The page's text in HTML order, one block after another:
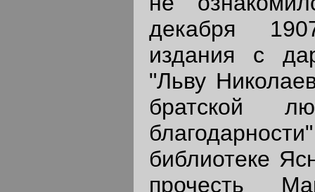
декабря
издания с
"Льву
братской
библиотеке
прочесть